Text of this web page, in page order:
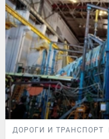
ДОРОГИ И ТРАНСПОРТ